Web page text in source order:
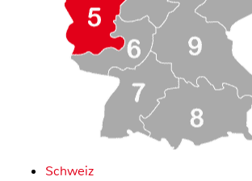
Schweiz